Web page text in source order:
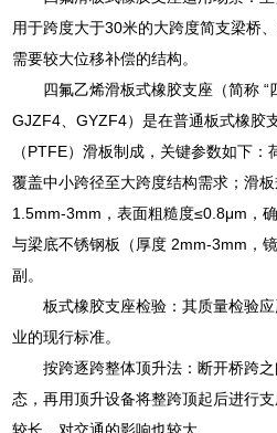
用于跨度大于30米的大跨度简支梁桥
需要较大位移补偿的结构。
四氟乙烯滑板式橡胶支座（简称 “
GJZF4、GYZF4）是在普通板式橡胶
（PTFE）滑板制成，关键参数如下：
覆盖中小跨径至大跨度结构需求；滑
1.5mm-3mm，表面粗糙度≤0.8μm，
与梁底不锈钢板（厚度 2mm-3mm，
副。
板式橡胶支座检验：其质量检验
业的现行标准。
按跨逐跨整体顶升法：断开桥跨
态，再用顶升设备将整跨顶起后进行